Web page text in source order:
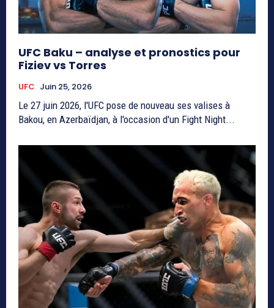
UFC Baku – analyse et pronostics pour
Fiziev vs Torres
UFC Juin 25, 2026
Le 27 juin 2026, l'UFC pose de nouveau ses valises à
Bakou, en Azerbaïdjan, à l'occasion d'un Fight Night...